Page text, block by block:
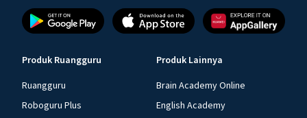
Produk Ruangguru
Ruangguru
Roboguru Plus
Produk Lainnya
Brain Academy Online
English Academy